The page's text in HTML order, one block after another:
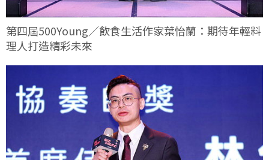
第四屆500Young／飲食生活作家葉怡蘭：期待年輕料
理人打造精彩未來